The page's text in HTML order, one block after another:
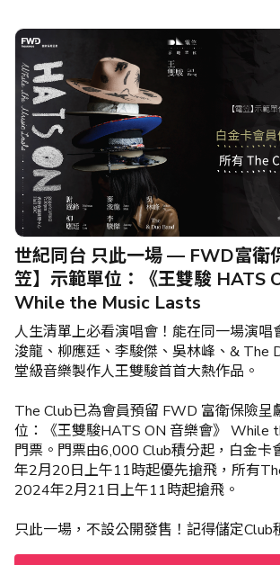
世紀同台 只此一場 — FWD富衛
笠】示範單位：《王雙駿 HATS
While the Music Lasts
人生清單上必看演唱會！能在同一場演唱
浚龍、柳應廷、李駿傑、吳林峰、& The
堂級音樂製作人王雙駿首首大熱作品。
The Club已為會員預留 FWD 富衛保險呈
位：《王雙駿HATS ON 音樂會》 While
門票。門票由6,000 Club積分起，白金卡
年2月20日上午11時起優先搶飛，所有
2024年2月21日上午11時起搶飛。
只此一場，不設公開發售！記得儲定Club